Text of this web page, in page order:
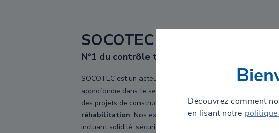
SOCOTEC Construction &
N°1 du contrôle technique construction en
SOCOTEC est un acteur incontournable dans le domaine
approfondie dans le secteur de la construction depuis plus
des projets de construction :
de la phase de conception
réhabilitation. Nos experts vous accompagnent sur le
incluant solidité, sécurité incendie, acoustique, thermique,
Découvrez comment
en lisant notre politique